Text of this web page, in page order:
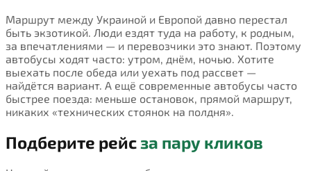
Маршрут между Украиной и Европой давно перестал
быть экзотикой. Люди ездят туда на работу, к родным,
за впечатлениями — и перевозчики это знают. Поэтому
автобусы ходят часто: утром, днём, ночью. Хотите
выехать после обеда или уехать под рассвет —
найдётся вариант. А ещё современные автобусы часто
быстрее поезда: меньше остановок, прямой маршрут,
никаких «технических стоянок на полдня».
Подберите рейсза пару кликов